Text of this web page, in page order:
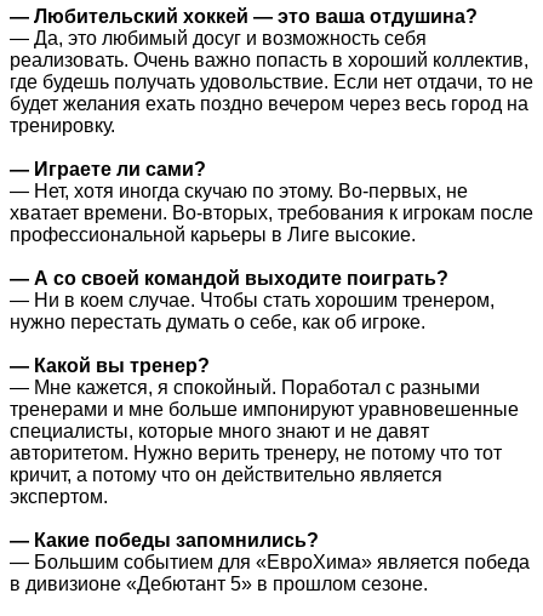
— Любительский хоккей — это ваша отдушина?
— Да, это любимый досуг и возможность себя
реализовать. Очень важно попасть в хороший коллектив,
где будешь получать удовольствие. Если нет отдачи, то не
будет желания ехать поздно вечером через весь город на
тренировку.
— Играете ли сами?
— Нет, хотя иногда скучаю по этому. Во-первых, не
хватает времени. Во-вторых, требования к игрокам после
профессиональной карьеры в Лиге высокие.
— А со своей командой выходите поиграть?
— Ни в коем случае. Чтобы стать хорошим тренером,
нужно перестать думать о себе, как об игроке.
— Какой вы тренер?
— Мне кажется, я спокойный. Поработал с разными
тренерами и мне больше импонируют уравновешенные
специалисты, которые много знают и не давят
авторитетом. Нужно верить тренеру, не потому что тот
кричит, а потому что он действительно является
экспертом.
— Какие победы запомнились?
— Большим событием для «ЕвроХима» является победа
в дивизионе «Дебютант 5» в прошлом сезоне.